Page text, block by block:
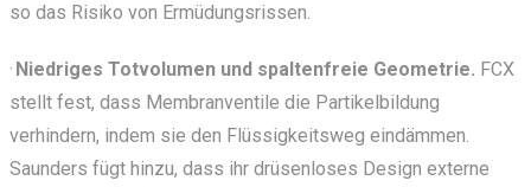
so das Risiko von Ermüdungsrissen.
· Niedriges Totvolumen und spaltenfreie Geometrie. FCX
stellt fest, dass Membranventile die Partikelbildung
verhindern, indem sie den Flüssigkeitsweg eindämmen.
Saunders fügt hinzu, dass ihr drüsenloses Design externe